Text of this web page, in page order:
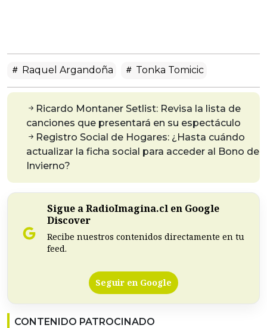
Raquel Argandoña Tonka Tomicic
Ricardo Montaner Setlist: Revisa la lista de
canciones que presentará en su espectáculo
Registro Social de Hogares: ¿Hasta cuándo
actualizar la ficha social para acceder al Bono de
Invierno?
Sigue a RadioImagina.cl en Google
Discover
Recibe nuestros contenidos directamente en tu
feed.
Seguir en Google
CONTENIDO PATROCINADO